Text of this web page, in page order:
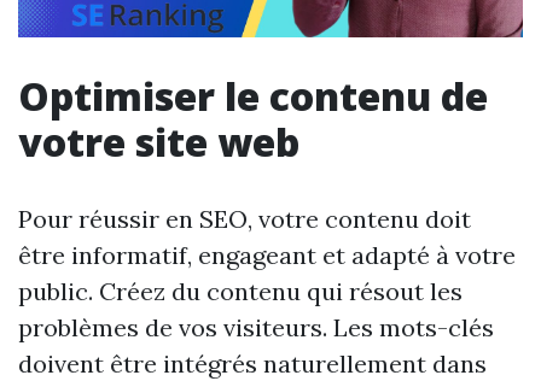
Optimiser le contenu de
votre site web
Pour réussir en SEO, votre contenu doit
être informatif, engageant et adapté à votre
public. Créez du contenu qui résout les
problèmes de vos visiteurs. Les mots-clés
doivent être intégrés naturellement dans